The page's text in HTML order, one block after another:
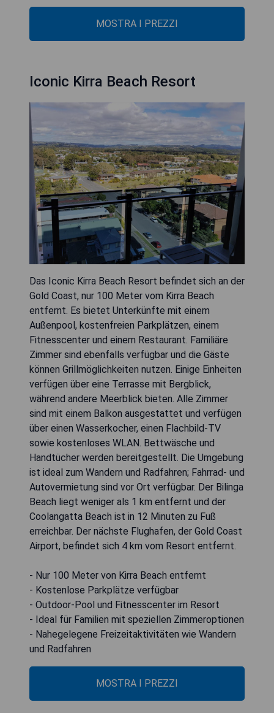
MOSTRA I PREZZI
Iconic Kirra Beach Resort
Das Iconic Kirra Beach Resort befindet sich an der
Gold Coast, nur 100 Meter vom Kirra Beach
entfernt. Es bietet Unterkünfte mit einem
Außenpool, kostenfreien Parkplätzen, einem
Fitnesscenter und einem Restaurant. Familiäre
Zimmer sind ebenfalls verfügbar und die Gäste
können Grillmöglichkeiten nutzen. Einige Einheiten
verfügen über eine Terrasse mit Bergblick,
während andere Meerblick bieten. Alle Zimmer
sind mit einem Balkon ausgestattet und verfügen
über einen Wasserkocher, einen Flachbild-TV
sowie kostenloses WLAN. Bettwäsche und
Handtücher werden bereitgestellt. Die Umgebung
ist ideal zum Wandern und Radfahren; Fahrrad- und
Autovermietung sind vor Ort verfügbar. Der Bilinga
Beach liegt weniger als 1 km entfernt und der
Coolangatta Beach ist in 12 Minuten zu Fuß
erreichbar. Der nächste Flughafen, der Gold Coast
Airport, befindet sich 4 km vom Resort entfernt.
- Nur 100 Meter von Kirra Beach entfernt
- Kostenlose Parkplätze verfügbar
- Outdoor-Pool und Fitnesscenter im Resort
- Ideal für Familien mit speziellen Zimmeroptionen
- Nahegelegene Freizeitaktivitäten wie Wandern
und Radfahren
MOSTRA I PREZZI